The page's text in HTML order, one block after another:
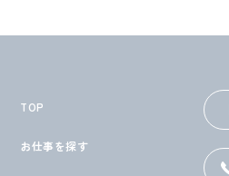
TOP
お仕事を探す